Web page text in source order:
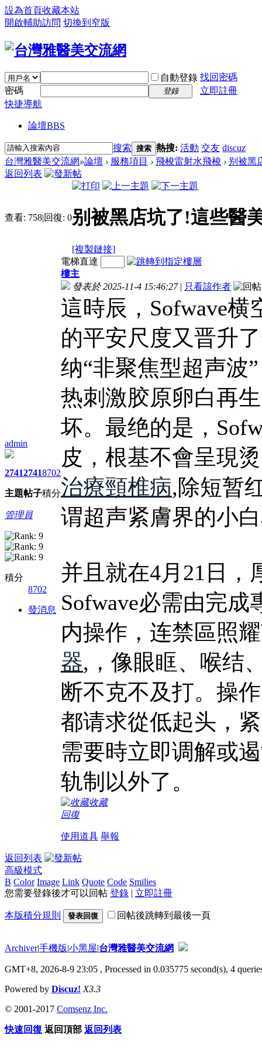
設為首頁收藏本站
開啟輔助訪問 切換到窄版
自動登錄 找回密碼
密碼
登錄
立即註冊
快捷導航
論壇BBS
搜索 搜索 熱搜: 活動 交友 discuz
台灣雅醫美交流網»論壇 › 服務項目 › 飛梭雷射水飛梭 › 别被黑
返回列表
查看: 758|回復: 0别被黑店坑了!這些醫
[複製鏈接]
admin
2741
主題
2741
帖子
8702
積分
管理員
積分
8702
發消息
電梯直達
樓主
發表於 2025-11-4 15:46:27 | 只看該作者
這時辰，Sofwave
的平安尺度又晋升
纳“非聚焦型超声波
热刺激胶原卵白再
坏。最绝的是，
皮，根基不會呈現
治療頸椎病,除短暂
谓超声紧膚界的小
并且就在4月21日，
Sofwave必需由完
内操作，连禁區照
器,，像眼眶、喉结
断不克不及打。操
都请求從低起头，
需要時立即调解或
轨制以外了。
收藏
回復
使用道具 舉報
返回列表
高級模式
B Color Image Link Quote Code Smilies
您需要登錄後才可以回帖 登錄 | 立即註冊
本版積分規則 發表回復 回帖後跳轉到最後一頁
Archiver|手機版|小黑屋|台灣雅醫美交流網
GMT+8, 2026-8-9 23:05 , Processed in 0.035775 second(s), 4
Powered by Discuz! X3.3
© 2001-2017 Comsenz Inc.
快速回復 返回頂部 返回列表